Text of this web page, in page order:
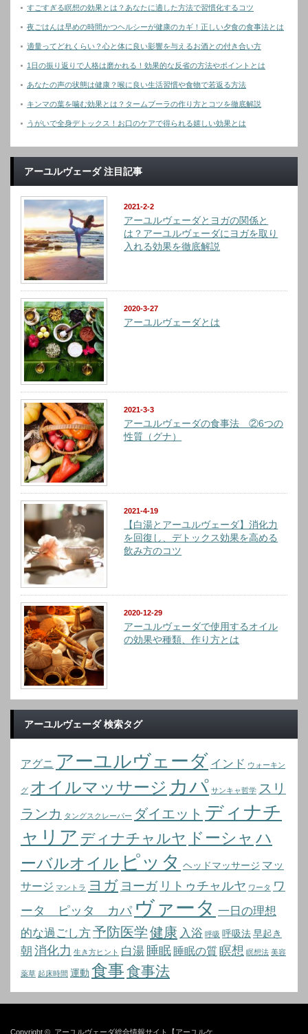
すごすぎる瞑想の効果とは？あなたに適した方法で習慣化するコツ
夜ごはんは早めの時間かつヘルシーが健康のカギ！正しい夕食の食事法とは
適量ってどれくらい？心と体に良い影響を与えるお酒との付き合い方
1日の振り返りで人格は磨かれる！効果的な反省の方法やポイントとは
あなたの声の状態は健康？喉に良い生活習慣や食物で若返る方法
キンマの葉を噛む効果とは？タームブーラの作り方とコツを徹底解説
うがいで全身デトックス！お口のケアで得られる嬉しい効果とは
アーユルヴェーダ 注目記事
2021-2-2
アーユルヴェーダとヨガの関係と
は？アーユルヴェーダにヨガを取り
入れる効果を徹底解説
2020-3-27
アーユルヴェーダとは
2021-3-3
アーユルヴェーダの食事法 ②6つの
性質（グナ）
2021-4-19
【白湯とアーユルヴェーダ】消化力
を回復し、デトックス効果を高める
飲み方のコツ
2020-12-29
アーユルヴェーダで使用するオイル
の効果や種類、作り方とは
アーユルヴェーダ 検索タグ
アグニ アーユルヴェーダ インド ウォーキン
グ オイルマッサージ カパ サンキャ哲学 スリ
ランカ タングスクレーパー ダイエット ディナチ
ャリア ディナチャルヤ ドーシャ ハ
ーバルオイル ピッタ ヘッドマッサージ マッ
サージ マントラ ヨガ ヨーガ リトゥチャルヤ ワータ ワ
ータ ピッタ カパ ヴァータ 一日の理想
的な過ごし方予防医学健康 入浴 呼吸 呼吸法 早起き
朝 消化力 生き方ヒント 白湯 睡眠 睡眠の質瞑想 瞑想法 美容
薬草 起床時間 運動 食事食事法
Copyright © アーユルヴェーダ総合情報サイト【アーユルケ